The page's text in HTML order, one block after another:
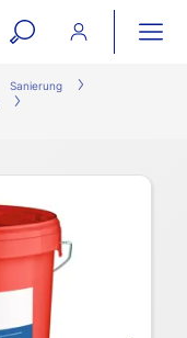
open
search
Sanierung